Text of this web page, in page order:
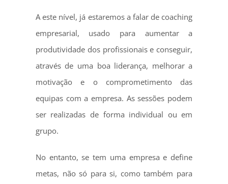
A este nível, já estaremos a falar de coaching
empresarial, usado para aumentar a
produtividade dos profissionais e conseguir,
através de uma boa liderança, melhorar a
motivação e o comprometimento das
equipas com a empresa. As sessões podem
ser realizadas de forma individual ou em
grupo.
No entanto, se tem uma empresa e define
metas, não só para si, como também para